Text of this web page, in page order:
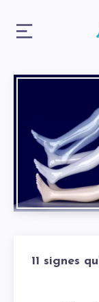
11 signes